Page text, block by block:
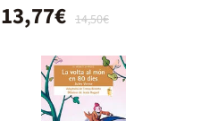
14,50€
13,77€